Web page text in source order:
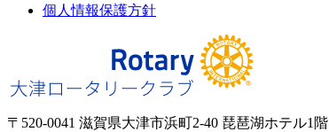
個人情報保護方針
〒520-0041 滋賀県大津市浜町2-40 琵琶湖ホテル1階